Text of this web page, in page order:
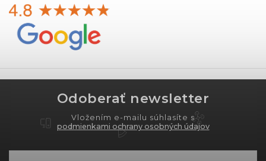
Odoberať newsletter
Vložením e-mailu súhlasíte s
podmienkami ochrany osobných údajov